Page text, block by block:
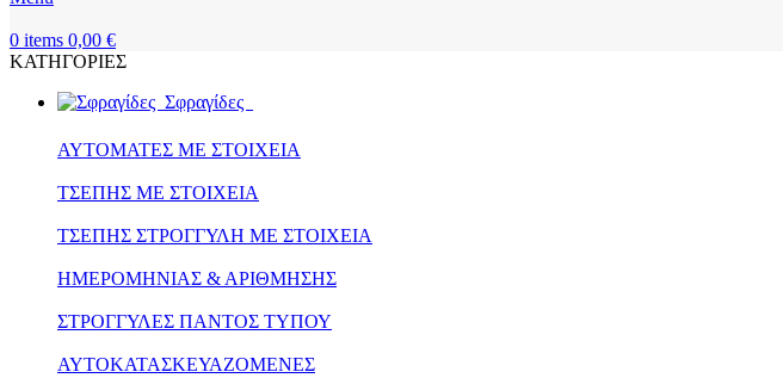
0 items 0,00 €
ΚΑΤΗΓΟΡΙΕΣ
Σφραγίδες
ΑΥΤΟΜΑΤΕΣ ΜΕ ΣΤΟΙΧΕΙΑ
ΤΣΕΠΗΣ ΜΕ ΣΤΟΙΧΕΙΑ
ΤΣΕΠΗΣ ΣΤΡΟΓΓΥΛΗ ΜΕ ΣΤΟΙΧΕΙΑ
ΗΜΕΡΟΜΗΝΙΑΣ & ΑΡΙΘΜΗΣΗΣ
ΣΤΡΟΓΓΥΛΕΣ ΠΑΝΤΟΣ ΤΥΠΟΥ
ΑΥΤΟΚΑΤΑΣΚΕΥΑΖΟΜΕΝΕΣ